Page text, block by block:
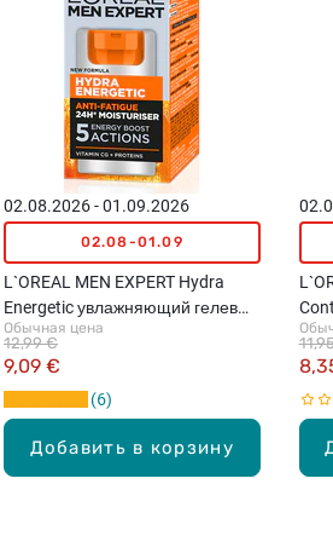
Добавить в корзину
02.08.2026 - 01.09.2026
02.08-01.09
L`OREAL MEN EXPERT Hydra
Energetic увлажняющий гелевый
крем для лица, 50мл
Обычная цена
9,09 €
12,99 €
6